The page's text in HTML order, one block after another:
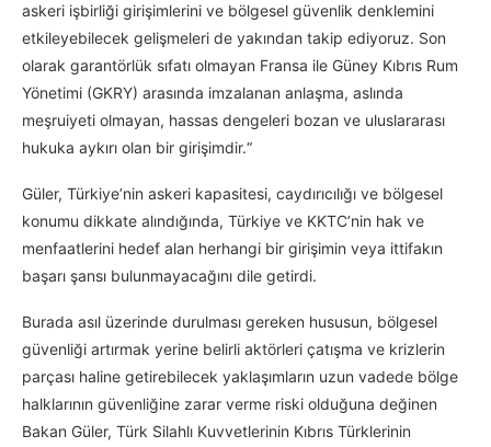
askeri işbirliği girişimlerini ve bölgesel güvenlik denklemini
etkileyebilecek gelişmeleri de yakından takip ediyoruz. Son
olarak garantörlük sıfatı olmayan Fransa ile Güney Kıbrıs Rum
Yönetimi (GKRY) arasında imzalanan anlaşma, aslında
meşruiyeti olmayan, hassas dengeleri bozan ve uluslararası
hukuka aykırı olan bir girişimdir.“
Güler, Türkiye’nin askeri kapasitesi, caydırıcılığı ve bölgesel
konumu dikkate alındığında, Türkiye ve KKTC’nin hak ve
menfaatlerini hedef alan herhangi bir girişimin veya ittifakın
başarı şansı bulunmayacağını dile getirdi.
Burada asıl üzerinde durulması gereken hususun, bölgesel
güvenliği artırmak yerine belirli aktörleri çatışma ve krizlerin
parçası haline getirebilecek yaklaşımların uzun vadede bölge
halklarının güvenliğine zarar verme riski olduğuna değinen
Bakan Güler, Türk Silahlı Kuvvetlerinin Kıbrıs Türklerinin